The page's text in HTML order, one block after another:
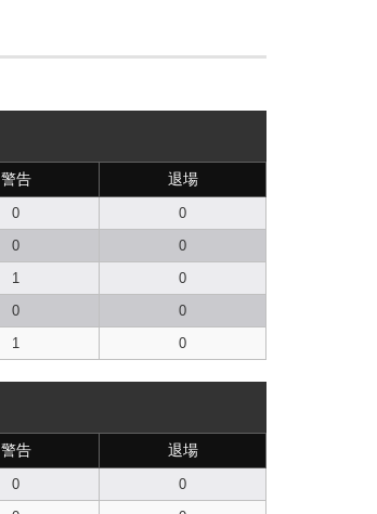
警告 退場
0
0
0
0
1
0
0
0
1 0
警告 退場
0
0